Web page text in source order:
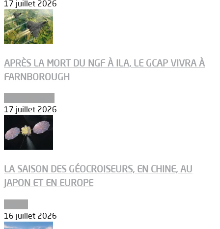
17 juillet 2026
APRÈS LA MORT DU NGF À ILA, LE GCAP VIVRA À
FARNBOROUGH
17 juillet 2026
LA SAISON DES GÉOCROISEURS, EN CHINE, AU
JAPON ET EN EUROPE
16 juillet 2026